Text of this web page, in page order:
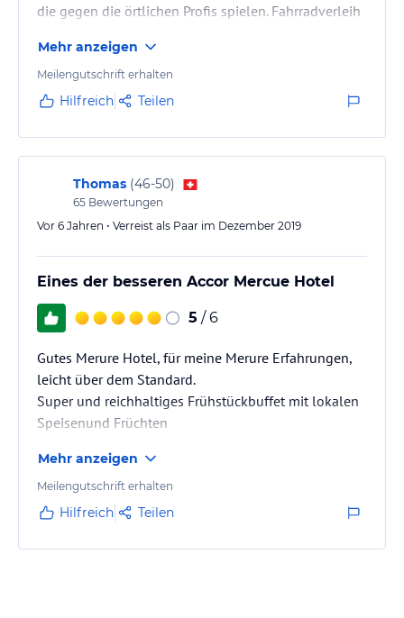
die gegen die örtlichen Profis spielen. Fahrradverleih
Mehr anzeigen
Meilengutschrift erhalten
Hilfreich Teilen
Thomas (46-50)
65 Bewertungen
Vor 6 Jahren • Verreist als Paar im Dezember 2019
Eines der besseren Accor Mercue Hotel
5 / 6
Gutes Merure Hotel, für meine Merure Erfahrungen,
leicht über dem Standard.
Super und reichhaltiges Frühstückbuffet mit lokalen
Speisenund Früchten
Mehr anzeigen
Meilengutschrift erhalten
Hilfreich Teilen